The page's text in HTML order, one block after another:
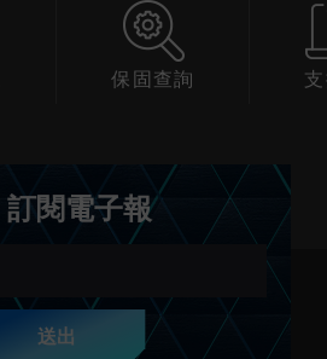
保固查詢
訂閱電子報
送出